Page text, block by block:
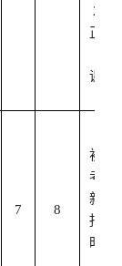
2
正式
课。
7 8
初补
考；
新生
报到
时间